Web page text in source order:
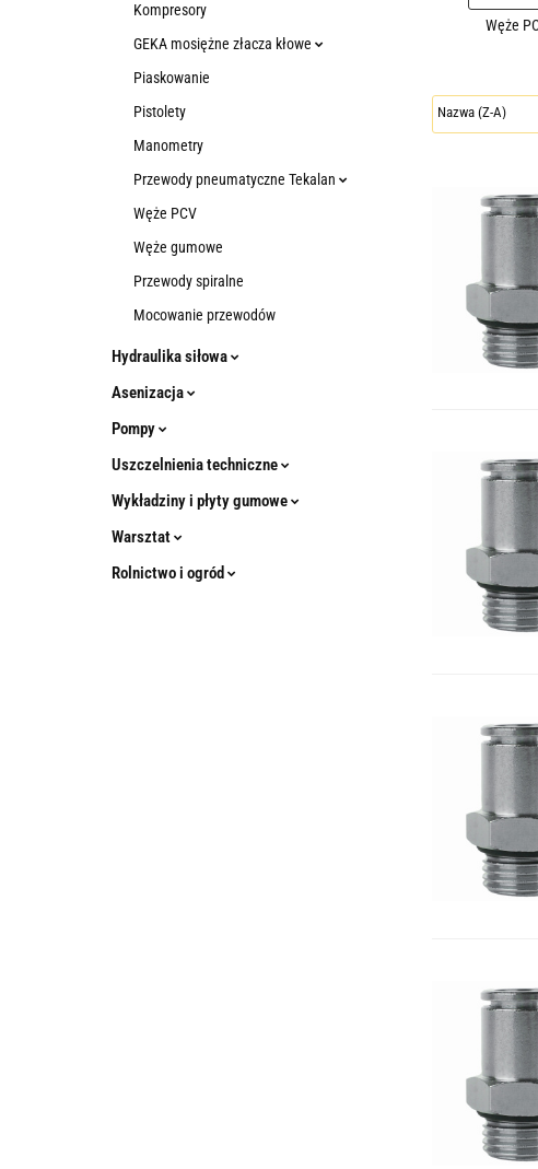
Kompresory
GEKA mosiężne złacza kłowe
Piaskowanie
Pistolety
Manometry
Przewody pneumatyczne Tekalan
Węże PCV
Węże gumowe
Przewody spiralne
Mocowanie przewodów
Hydraulika siłowa
Asenizacja
Pompy
Uszczelnienia techniczne
Wykładziny i płyty gumowe
Warsztat
Rolnictwo i ogród
Węże